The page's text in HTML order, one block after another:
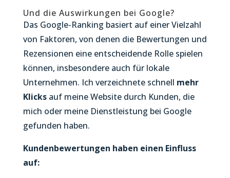
Und die Auswirkungen bei Google?
Das Google-Ranking basiert auf einer Vielzahl
von Faktoren, von denen die Bewertungen und
Rezensionen eine entscheidende Rolle spielen
können, insbesondere auch für lokale
Unternehmen. Ich verzeichnete schnell mehr
Klicksauf meine Website durch Kunden, die
mich oder meine Dienstleistung bei Google
gefunden haben.
Kundenbewertungen haben einen Einfluss
auf: